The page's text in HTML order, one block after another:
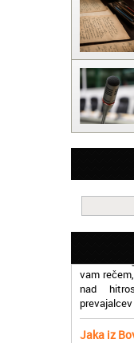
Matjaž iz
Lahko
Oxford,
vam
nad
Jaka iz
Mislim,